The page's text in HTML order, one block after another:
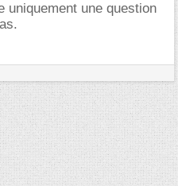
uniquement une question